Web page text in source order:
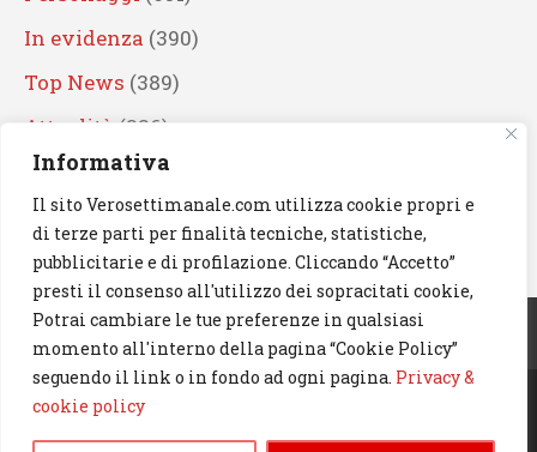
Informativa
Il sito Verosettimanale.com utilizza cookie propri e
di terze parti per finalità tecniche, statistiche,
pubblicitarie e di profilazione. Cliccando “Accetto”
presti il consenso all'utilizzo dei sopracitati cookie,
Potrai cambiare le tue preferenze in qualsiasi
momento all'interno della pagina “Cookie Policy”
seguendo il link o in fondo ad ogni pagina. Privacy &
cookie policy
In evidenza (390)
Top News (389)
Attualità (336)
Eventi(330)
Artisti (241)
News(239)
Cerca
© 2023 Verosettimanale.com. All rights reserved.